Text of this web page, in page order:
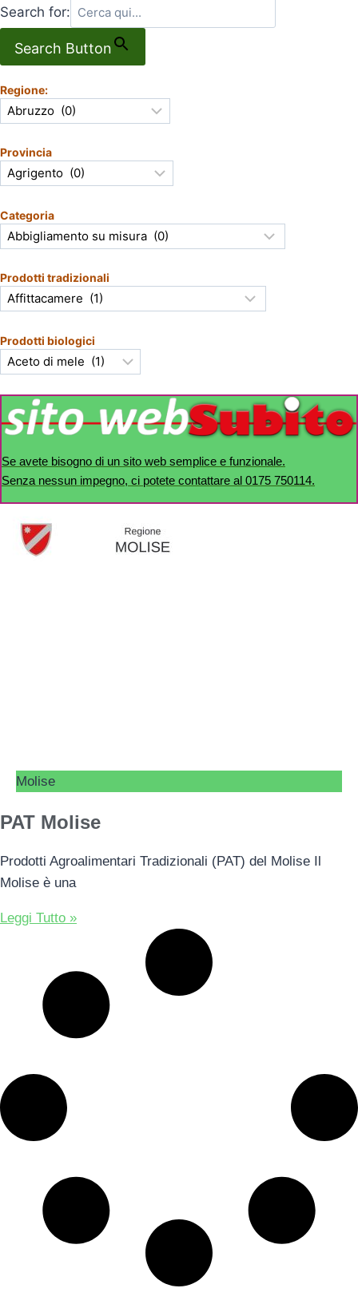
Search for:
Search Button
Regione:
Provincia
Categoria
Prodotti tradizionali
Prodotti biologici
Se avete bisogno di un sito web semplice e funzionale.
Senza nessun impegno, ci potete contattare al 0175 750114.
Molise
PAT Molise
Prodotti Agroalimentari Tradizionali (PAT) del Molise Il
Molise è una
Leggi Tutto »